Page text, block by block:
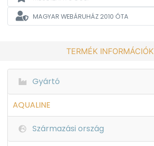
MAGYAR WEBÁRUHÁZ2010 ÓTA
TERMÉK INFORMÁCIÓK
Gyártó
AQUALINE
Származási ország